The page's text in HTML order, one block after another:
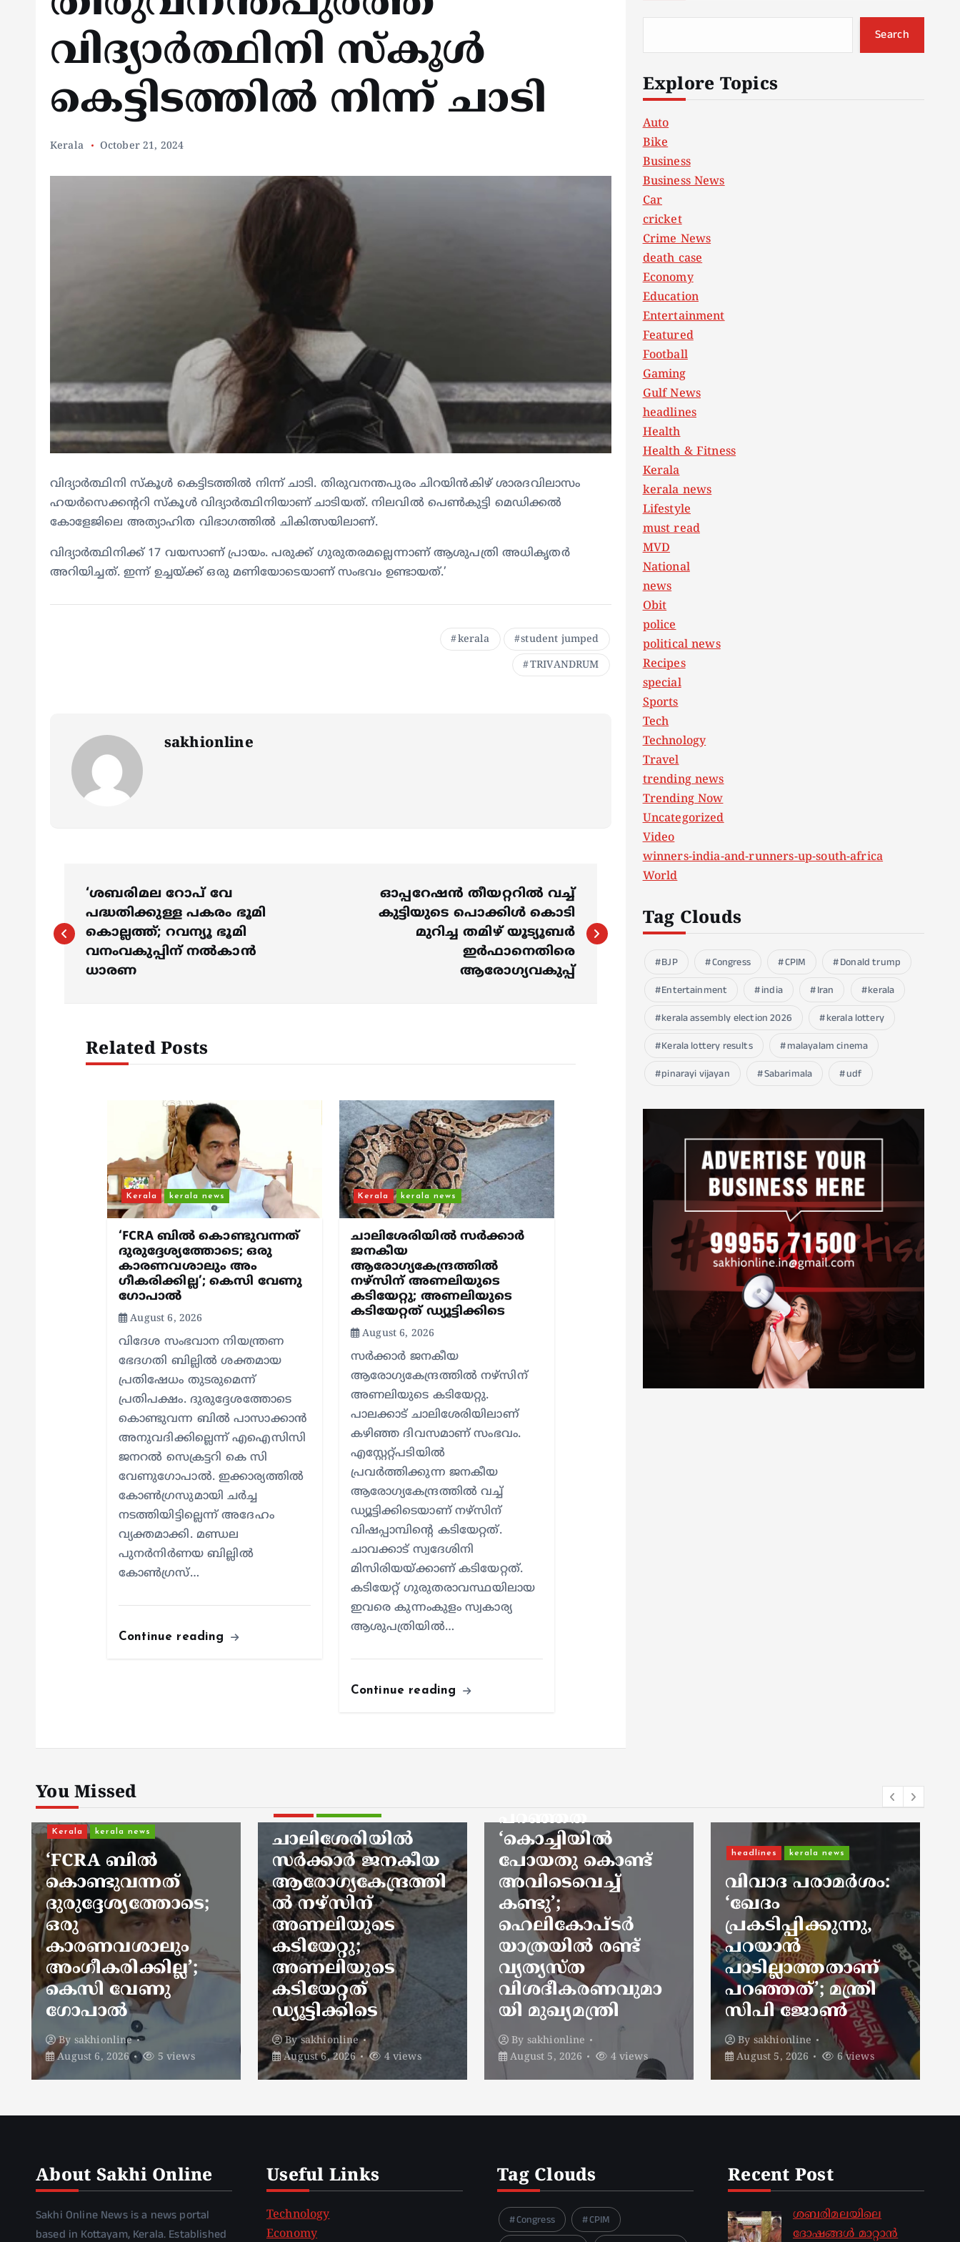
വിദ്യാർത്ഥിനി സ്കൂൾ
കെട്ടിടത്തിൽ നിന്ന് ചാടി
Kerala October 21, 2024
വിദ്യാർത്ഥിനി സ്കൂൾ കെട്ടിടത്തിൽ നിന്ന് ചാടി. തിരുവനന്തപുരം ചിറയിൻകിഴ് ശാരദവിലാസം
ഹയർസെക്കന്ററി സ്കൂൾ വിദ്യാർത്ഥിനിയാണ് ചാടിയത്. നിലവിൽ പെൺകുട്ടി മെഡിക്കൽ
കോളേജിലെ അത്യാഹിത വിഭാഗത്തിൽ ചികിത്സയിലാണ്.
വിദ്യാർത്ഥിനിക്ക് 17 വയസാണ് പ്രായം. പരുക്ക് ഗുരുതരമല്ലെന്നാണ് ആശുപത്രി അധികൃതർ
അറിയിച്ചത്. ഇന്ന് ഉച്ചയ്ക്ക് ഒരു മണിയോടെയാണ് സംഭവം ഉണ്ടായത്.’
kerala student jumped
TRIVANDRUM
sakhionline
o
‘ശബരിമല റോപ് വേ
പദ്ധതിക്കുള്ള പകരം ഭൂമി
കൊല്ലത്ത്; റവന്യൂ ഭൂമി
വനംവകുപ്പിന് നൽകാൻ
ധാരണ
ഓപ്പറേഷന്‍ തീയറ്ററില്‍ വച്ച്
കുട്ടിയുടെ പൊക്കിള്‍ കൊടി
മുറിച്ച തമിഴ് യൂട്യൂബര്‍
ഇര്‍ഫാനെതിരെ
ആരോഗ്യവകുപ്പ്
Related Posts
Kerala kerala news
‘FCRA ബിൽ കൊണ്ടുവന്നത്
ദുരുദ്ദേശ്യത്തോടെ; ഒരു
കാരണവശാലും അം​
ഗീകരിക്കില്ല’; കെസി വേണു​
ഗോപാൽ
August 6, 2026
വിദേശ സംഭവാന നിയന്ത്രണ
ഭേദഗതി ബില്ലിൽ ശക്തമായ
പ്രതിഷേധം തുടരുമെന്ന്
പ്രതിപക്ഷം. ദുരുദ്ദേശത്തോടെ
കൊണ്ടുവന്ന ബിൽ പാസാക്കാൻ
അനുവദിക്കില്ലെന്ന് എഐസിസി
ജനറൽ സെക്രട്ടറി കെ സി
വേണുഗോപാൽ. ഇക്കാര്യത്തിൽ
കോൺഗ്രസുമായി ചർച്ച
നടത്തിയിട്ടില്ലെന്ന് അദേഹം
വ്യക്തമാക്കി. മണ്ഡല
പുനർനിർണയ ബില്ലിൽ
കോൺഗ്രസ്…
Continue reading
Kerala kerala news
ചാലിശേരിയില്‍ സര്‍ക്കാര്‍
ജനകീയ
ആരോഗ്യകേന്ദ്രത്തില്‍
നഴ്സിന് അണലിയുടെ
കടിയേറ്റു; അണലിയുടെ
കടിയേറ്റത് ഡ്യൂട്ടിക്കിടെ
August 6, 2026
സര്‍ക്കാര്‍ ജനകീയ
ആരോഗ്യകേന്ദ്രത്തില്‍ നഴ്സിന്
അണലിയുടെ കടിയേറ്റു.
പാലക്കാട് ചാലിശേരിയിലാണ്
കഴിഞ്ഞ ദിവസമാണ് സംഭവം.
എസ്റ്റേറ്റ്പടിയില്‍
പ്രവര്‍ത്തിക്കുന്ന ജനകീയ
ആരോഗ്യകേന്ദ്രത്തില്‍ വച്ച്
ഡ്യൂട്ടിക്കിടെയാണ് നഴ്സിന്
വിഷപ്പാമ്പിന്റെ കടിയേറ്റത്.
ചാവക്കാട് സ്വദേശിനി
മിസിരിയയ്ക്കാണ് കടിയേറ്റത്.
കടിയേറ്റ് ഗുരുതരാവസ്ഥയിലായ
ഇവരെ കുന്നംകുളം സ്വകാര്യ
ആശുപത്രിയില്‍…
Continue reading
Search
Explore Topics
Auto
Bike
Business
Business News
Car
cricket
Crime News
death case
Economy
Education
Entertainment
Featured
Football
Gaming
Gulf News
headlines
Health
Health & Fitness
Kerala
kerala news
Lifestyle
must read
MVD
National
news
Obit
police
political news
Recipes
special
Sports
Tech
Technology
Travel
trending news
Trending Now
Uncategorized
Video
winners-india-and-runners-up-south-africa
World
Tag Clouds
BJP Congress CPIM
Donald trump
Entertainment
india Iran
kerala
kerala assembly election 2026
kerala lottery
Kerala lottery results
malayalam cinema
pinarayi vijayan
Sabarimala udf
You Missed
Kerala
ചാലിശേരിയില്‍
സര്‍ക്കാര്‍ ജനകീയ
ആരോഗ്യകേന്ദ്രത്തി
ല്‍ നഴ്സിന്
അണലിയുടെ
കടിയേറ്റു;
അണലിയുടെ
കടിയേറ്റത്
ഡ്യൂട്ടിക്കിടെ
Bysakhionline
August 6, 2026
4 views
kerala news news
തിങ്കളാഴ്ച
യാത്ര
പറഞ്ഞത്
‘കൊച്ചിയിൽ
പോയതു കൊണ്ട്
അവിടെവെച്ച്
കണ്ടു’;
ഹെലികോപ്ടർ
യാത്രയിൽ രണ്ട്
വ്യത്യസ്ത
വിശദീകരണവുമാ
യി മുഖ്യമന്ത്രി
Bysakhionline
August 5, 2026
4 views
headlines kerala news
വിവാദ പരാമർശം:
‘ഖേദം
പ്രകടിപ്പിക്കുന്നു,
പറയാൻ
പാടില്ലാത്തതാണ്
പറഞ്ഞത്’; മന്ത്രി
സിപി ജോൺ
Bysakhionline
August 5, 2026
6 views
Kerala kerala news
റെയ്ഡ് കഴിഞ്ഞ്
മടങ്ങിയ ഇ ഡി
ഉദ്യോഗസ്ഥരെ
ആക്രമിച്ച കേസ്; 4
സിപിഐഎം
പ്രവർത്തകർക്ക്
കൂടി ജാമ്യം
Bysakhionline
August 4, 2026
5 views
About Sakhi Online
Sakhi Online News is a news portal
based in Kottayam, Kerala. Established
Useful Links
Technology
Economy
Tag Clouds
Congress
CPIM
Recent Post
ശബരിമലയിലെ
ദോഷങ്ങൾ മാറ്റാൻ